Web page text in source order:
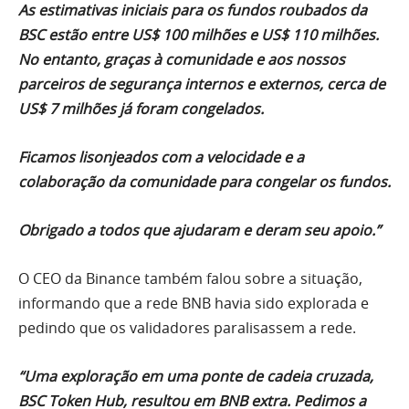
As estimativas iniciais para os fundos roubados da
BSC estão entre US$ 100 milhões e US$ 110 milhões.
No entanto, graças à comunidade e aos nossos
parceiros de segurança internos e externos, cerca de
US$ 7 milhões já foram congelados.
Ficamos lisonjeados com a velocidade e a
colaboração da comunidade para congelar os fundos.
Obrigado a todos que ajudaram e deram seu apoio.”
O CEO da Binance também falou sobre a situação,
informando que a rede BNB havia sido explorada e
pedindo que os validadores paralisassem a rede.
“Uma exploração em uma ponte de cadeia cruzada,
BSC Token Hub, resultou em BNB extra. Pedimos a